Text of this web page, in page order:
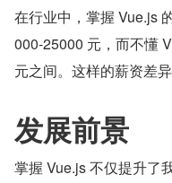
在行业中，掌握 Vue.js
000-25000 元，而不懂
元之间。这样的薪资差
发展前景
掌握 Vue.js 不仅提升了